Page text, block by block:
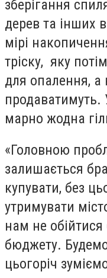
зберігання
дерев та інших
мірі
тріску, яку
для опалення,
продаватимуть.
марно жодна
«Головною
залишається
купувати, без
утримувати
нам не
бюджету.
цьогоріч